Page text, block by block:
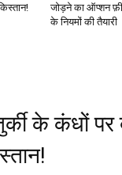
जोड़ने का ऑप्शन
के नियमों की तैयारी
के कंधों पर